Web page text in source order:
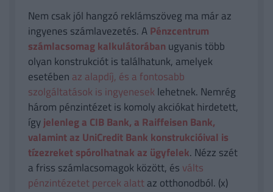
Nem csak jól hangzó reklámszöveg ma már az
ingyenes számlavezetés. APénzcentrum
számlacsomag kalkulátorában ugyanis több
olyan konstrukciót is találhatunk, amelyek
esetében az alapdíj, és a fontosabb
szolgáltatások is ingyenesek lehetnek. Nemrég
három pénzintézet is komoly akciókat hirdetett,
ígyjelenleg a CIB Bank, a Raiffeisen Bank,
valamint az UniCredit Bank konstrukcióival is
tízezreket spórolhatnak az ügyfelek. Nézz szét
a friss számlacsomagok között, és válts
pénzintézetet percek alattaz otthonodból. (x)